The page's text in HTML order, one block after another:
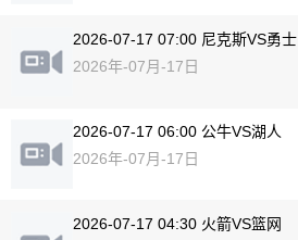
2026-07-17 07:00 尼克斯VS勇士
2026年-07月-17日
2026-07-17 06:00 公牛VS湖人
2026年-07月-17日
2026-07-17 04:30 火箭VS篮网